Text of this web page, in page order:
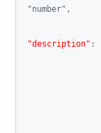
"number" ,
"description" :